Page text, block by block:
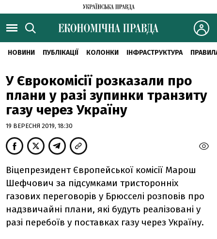
НОВИНИ ПУБЛІКАЦІЇ КОЛОНКИ ІНФРАСТРУКТУРА
У Єврокомісії розказали про
плани у разі зупинки транзиту
газу через Україну
19 ВЕРЕСНЯ 2019, 18:30
Віцепрезидент Європейської комісії Марош
Шефчович за підсумками тристоронніх
газових переговорів у Брюсселі розповів про
надзвичайні плани, які будуть реалізовані у
разі перебоїв у поставках газу через Україну.